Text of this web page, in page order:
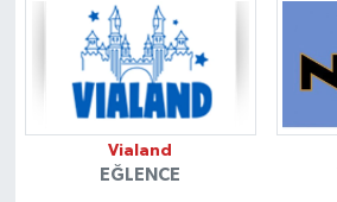
Vialand
EĞLENCE